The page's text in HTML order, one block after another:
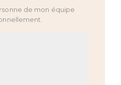
de mon équipe